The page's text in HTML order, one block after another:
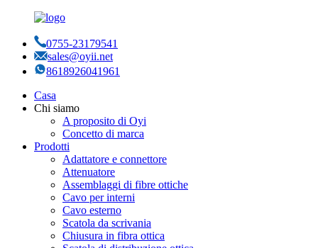
0755-23179541
sales@oyii.net
8618926041961
Casa
Chi siamo
A proposito di Oyi
Concetto di marca
Prodotti
Adattatore e connettore
Attenuatore
Assemblaggi di fibre ottiche
Cavo per interni
Cavo esterno
Scatola da scrivania
Chiusura in fibra ottica